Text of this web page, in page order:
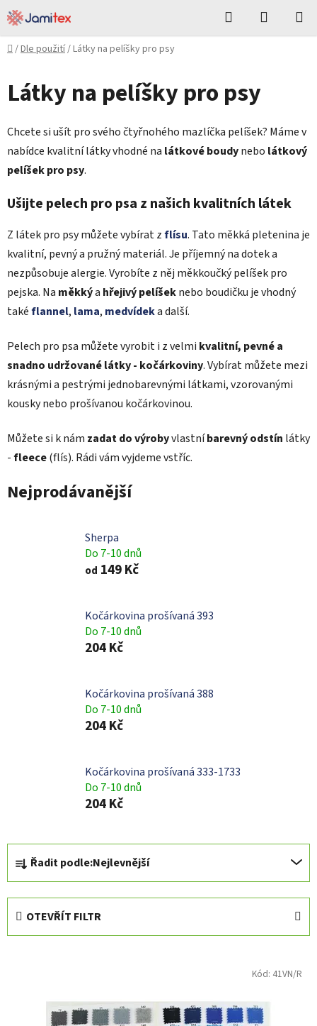
Přejít
na
obsah
Hledat
KOŠÍK
Domů
/Dle použití/Látky na pelíšky pro psy
Látky na pelíšky pro psy
Chcete si ušít pro svého čtyřnohého mazlíčka pelíšek? Máme v
nabídce kvalitní látky vhodné na látkové boudynebo látkový
pelíšek pro psy.
Ušijte pelech pro psa z našich kvalitních látek
Z látek pro psy můžete vybírat zflísu. Tato měkká pletenina je
kvalitní, pevný a pružný materiál. Je příjemný na dotek a
nezpůsobuje alergie. Vyrobíte z něj měkkoučký pelíšek pro
pejska. Na měkkýa hřejivý pelíšeknebo boudičku je vhodný
takéflannel, lama, medvídeka další.
Pelech pro psa můžete vyrobit i z velmi kvalitní, pevné a
snadno udržované látky - kočárkoviny. Vybírat můžete mezi
krásnými a pestrými jednobarevnými látkami, vzorovanými
kousky nebo prošívanou kočárkovinou.
Můžete si k nám zadat do výrobyvlastníbarevný odstín látky
-fleece(flís). Rádi vám vyjdeme vstříc.
Nejprodávanější
Sherpa
Do 7-10 dnů
od 149 Kč
Kočárkovina prošívaná 393
Do 7-10 dnů
204 Kč
Kočárkovina prošívaná 388
Do 7-10 dnů
204 Kč
Kočárkovina prošívaná 333-1733
Do 7-10 dnů
204 Kč
Ř
z
e
í
Řadit podle:Nejlevnější
OTEVŘÍT FILTR
Kód: 41VN/R